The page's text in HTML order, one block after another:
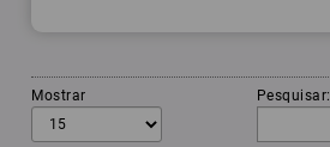
Mostrar Pesquisar: